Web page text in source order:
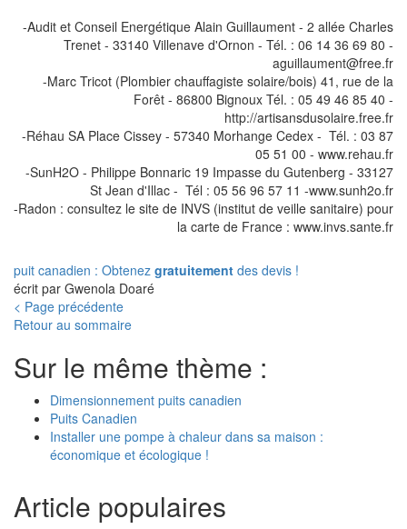
-Audit et Conseil Energétique Alain Guillaument - 2 allée Charles
Trenet - 33140 Villenave d'Ornon - Tél. : 06 14 36 69 80 -
aguillaument@free.fr
-Marc Tricot (Plombier chauffagiste solaire/bois) 41, rue de la
Forêt - 86800 Bignoux Tél. : 05 49 46 85 40 -
http://artisansdusolaire.free.fr
-Réhau SA Place Cissey - 57340 Morhange Cedex - Tél. : 03 87
05 51 00 - www.rehau.fr
-SunH2O - Philippe Bonnaric 19 Impasse du Gutenberg - 33127
St Jean d'Illac - Tél : 05 56 96 57 11 -www.sunh2o.fr
-Radon : consultez le site de INVS (institut de veille sanitaire) pour
la carte de France : www.invs.sante.fr
puit canadien : Obtenez gratuitement des devis !
écrit par Gwenola Doaré
< Page précédente
Retour au sommaire
Sur le même thème :
Dimensionnement puits canadien
Puits Canadien
Installer une pompe à chaleur dans sa maison :
économique et écologique !
Article populaires